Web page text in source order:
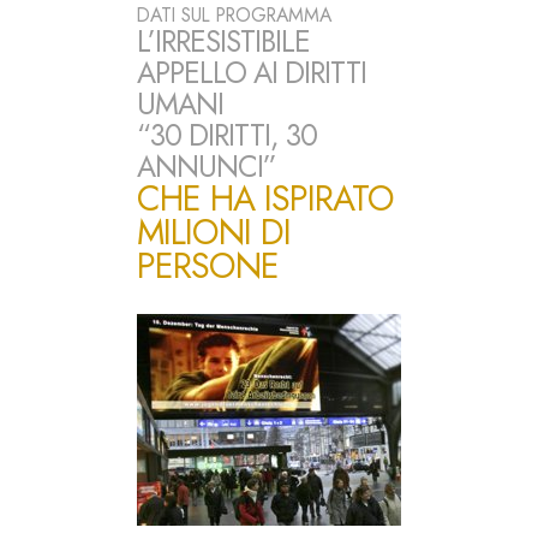
DATI SUL PROGRAMMA
L’IRRESISTIBILE
APPELLO AI DIRITTI
UMANI
“30 DIRITTI, 30
ANNUNCI”
CHE HA ISPIRATO
MILIONI DI
PERSONE